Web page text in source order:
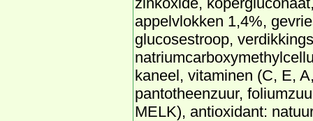
appelvlokken 1,4%,
glucosestroop,
kaneel, vitaminen (C, E,
pantotheenzuur,
MELK), antioxidant: